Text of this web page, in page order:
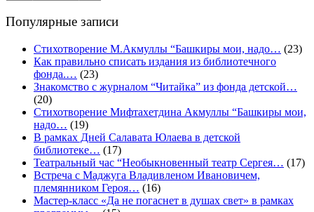
Популярные записи
Стихотворение М.Акмуллы “Башкиры мои, надо… (23)
Как правильно списать издания из библиотечного
фонда.… (23)
Знакомство с журналом “Читайка” из фонда детской…
(20)
Стихотворение Мифтахетдина Акмуллы “Башкиры мои,
надо… (19)
В рамках Дней Салавата Юлаева в детской
библиотеке… (17)
Театральный час “Необыкновенный театр Сергея… (17)
Встреча с Маджуга Владивленом Ивановичем,
племянником Героя… (16)
Мастер-класс «Да не погаснет в душах свет» в рамках